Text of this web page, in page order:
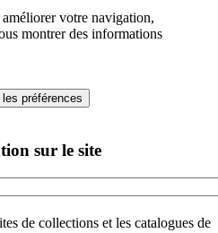
votre navigation,
montrer des informations
les préférences
sur le site
de collections et les catalogues de